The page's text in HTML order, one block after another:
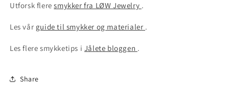
Utforsk fleresmykker fra LØW Jewelry .
Les vår guide til smykker og materialer .
Les flere smykketips i Jålete bloggen .
Share